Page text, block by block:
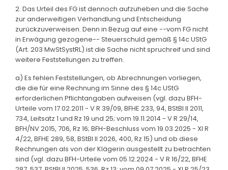
2. Das Urteil des FG ist dennoch aufzuheben und die Sache
zur anderweitigen Verhandlung und Entscheidung
zurückzuverweisen. Denn in Bezug auf eine --vom FG nicht
in Erwägung gezogene-- Steuerschuld gemäß § 14c UStG
(Art. 203 MwStSystRL) ist die Sache nicht spruchreif und sind
weitere Feststellungen zu treffen.
a) Es fehlen Feststellungen, ob Abrechnungen vorliegen,
die die für eine Rechnung im Sinne des § 14c UStG
erforderlichen Pflichtangaben aufweisen (vgl. dazu BFH-
Urteile vom 17.02.2011 - V R 39/09, BFHE 233, 94, BStBl II 2011,
734, Leitsatz 1 und Rz 19 und 25; vom 19.11.2014 - V R 29/14,
BFH/NV 2015, 706, Rz 16; BFH-Beschluss vom 19.03.2025 - XI R
4/22, BFHE 289, 58, BStBl II 2026, 400, Rz 15) und ob diese
Rechnungen als von der Klägerin ausgestellt zu betrachten
sind (vgl. dazu BFH-Urteile vom 05.12.2024 - V R 16/22, BFHE